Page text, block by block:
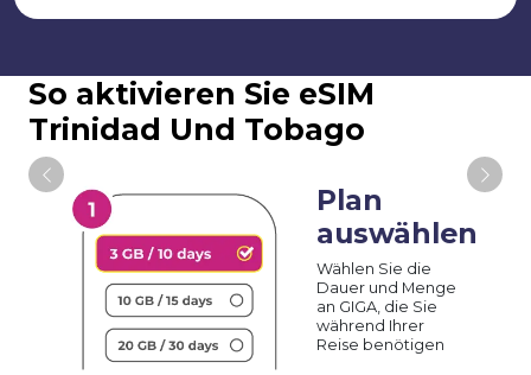
So aktivieren Sie eSIM
Trinidad Und Tobago
Plan
auswählen
Wählen Sie die
Dauer und Menge
an GIGA, die Sie
während Ihrer
Reise benötigen